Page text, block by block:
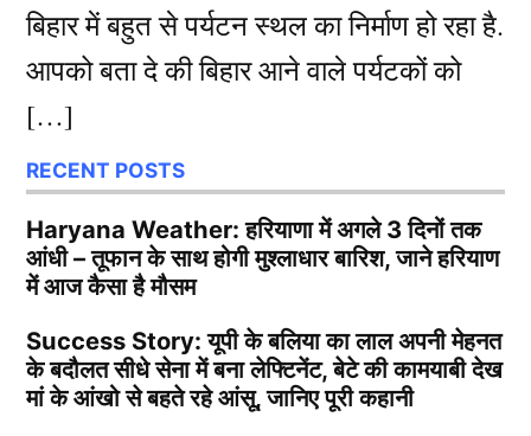
बिहार में बहुत से पर्यटन स्थल का निर्माण हो रहा है.
आपको बता दे की बिहार आने वाले पर्यटकों को
[…]
RECENT POSTS
Haryana Weather: हरियाणा में अगले 3 दिनों तक
आंधी – तूफान के साथ होगी मुश्लाधार बारिश, जाने हरियाण
में आज कैसा है मौसम
Success Story: यूपी के बलिया का लाल अपनी मेहनत
के बदौलत सीधे सेना में बना लेफ्टिनेंट, बेटे की कामयाबी देख
मां के आंखो से बहते रहे आंसू, जानिए पूरी कहानी